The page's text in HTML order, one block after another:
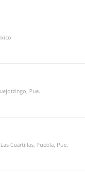
Pue.
Cuartillas, Puebla, Pue.